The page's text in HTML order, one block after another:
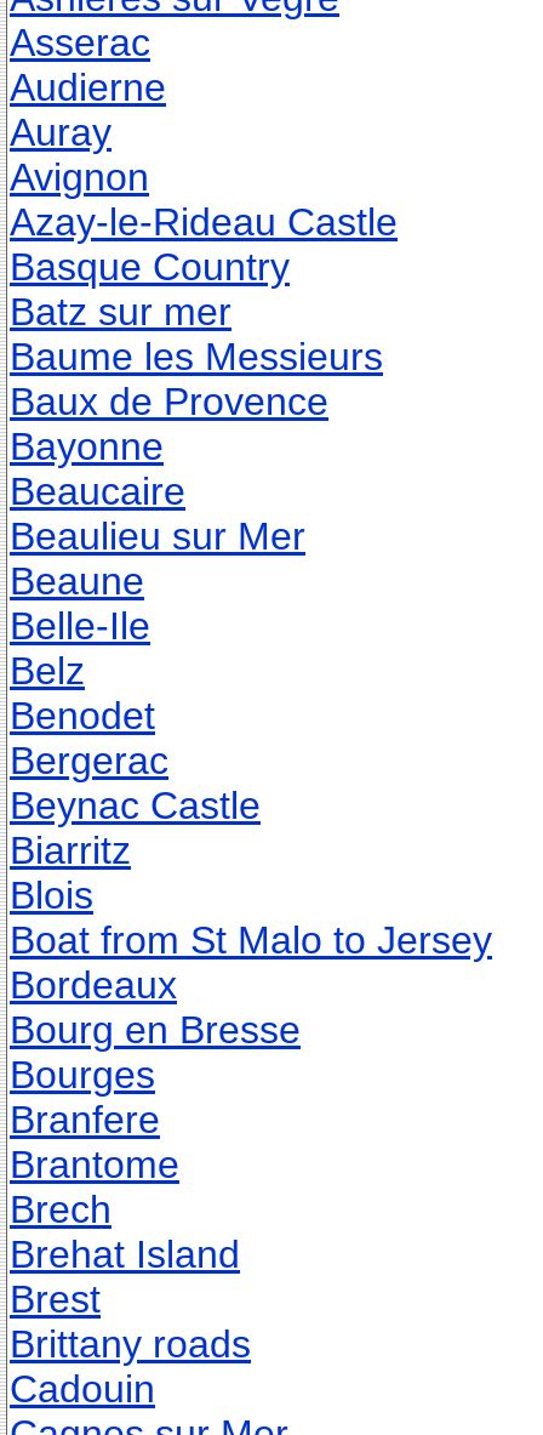
Asserac
Audierne
Auray
Avignon
Azay-le-Rideau Castle
Basque Country
Batz sur mer
Baume les Messieurs
Baux de Provence
Bayonne
Beaucaire
Beaulieu sur Mer
Beaune
Belle-Ile
Belz
Benodet
Bergerac
Beynac Castle
Biarritz
Blois
Boat from St Malo to Jersey
Bordeaux
Bourg en Bresse
Bourges
Branfere
Brantome
Brech
Brehat Island
Brest
Brittany roads
Cadouin